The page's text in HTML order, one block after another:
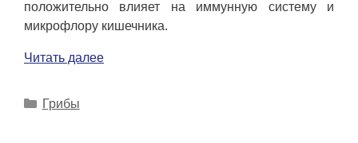
положительно влияет на иммунную систему и
микрофлору кишечника.
Читать далее
Рубрики
Грибы